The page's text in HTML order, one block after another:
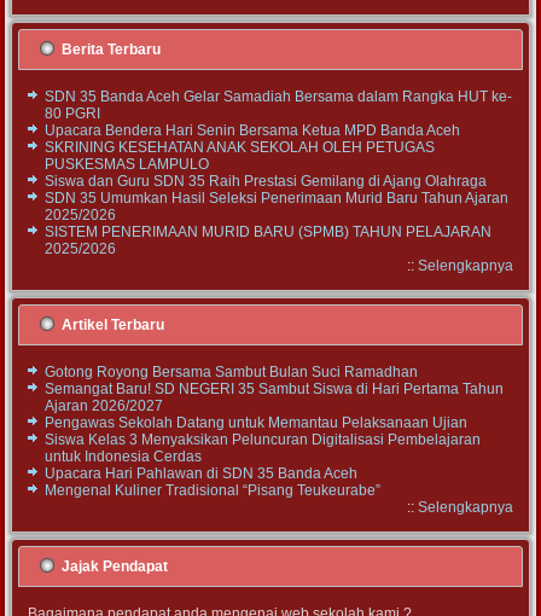
Berita Terbaru
SDN 35 Banda Aceh Gelar Samadiah Bersama dalam Rangka HUT ke-
80 PGRI
Upacara Bendera Hari Senin Bersama Ketua MPD Banda Aceh
SKRINING KESEHATAN ANAK SEKOLAH OLEH PETUGAS
PUSKESMAS LAMPULO
Siswa dan Guru SDN 35 Raih Prestasi Gemilang di Ajang Olahraga
SDN 35 Umumkan Hasil Seleksi Penerimaan Murid Baru Tahun Ajaran
2025/2026
SISTEM PENERIMAAN MURID BARU (SPMB) TAHUN PELAJARAN
2025/2026
:: Selengkapnya
Artikel Terbaru
Gotong Royong Bersama Sambut Bulan Suci Ramadhan
Semangat Baru! SD NEGERI 35 Sambut Siswa di Hari Pertama Tahun
Ajaran 2026/2027
Pengawas Sekolah Datang untuk Memantau Pelaksanaan Ujian
Siswa Kelas 3 Menyaksikan Peluncuran Digitalisasi Pembelajaran
untuk Indonesia Cerdas
Upacara Hari Pahlawan di SDN 35 Banda Aceh
Mengenal Kuliner Tradisional “Pisang Teukeurabe”
:: Selengkapnya
Jajak Pendapat